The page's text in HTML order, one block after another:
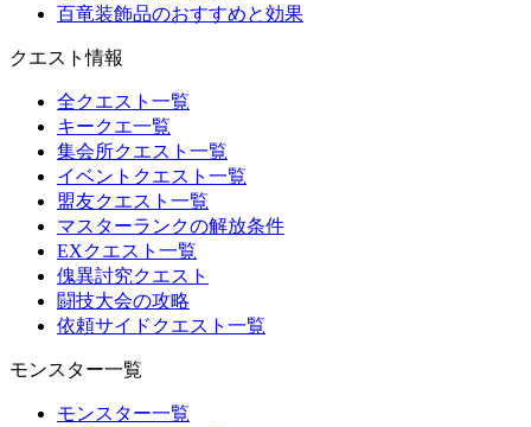
百竜装飾品のおすすめと効果
クエスト情報
全クエスト一覧
キークエ一覧
集会所クエスト一覧
イベントクエスト一覧
盟友クエスト一覧
マスターランクの解放条件
EXクエスト一覧
傀異討究クエスト
闘技大会の攻略
依頼サイドクエスト一覧
モンスター一覧
モンスター一覧